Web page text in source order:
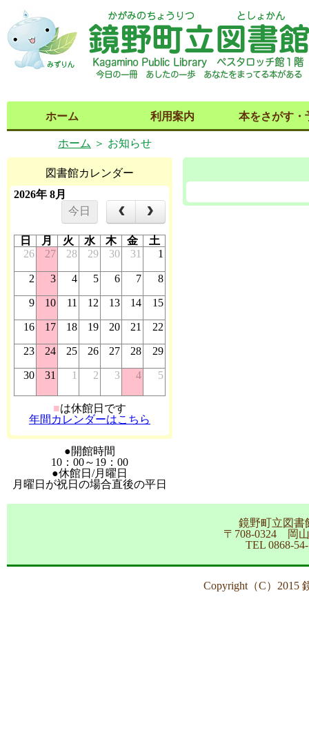
ホーム 利用案内 本をさがす・
ホーム ＞ お知らせ
図書館カレンダー
2026年 8月
今日
日 月 火 水 木 金
土
26
27 28 29 30 31 1
2 3 4 5 6 7 8
9 10 11 12 13 14 15
16 17 18 19 20 21 22
23 24 25 26 27 28 29
30 31 1 2 3 4 5
■は休館日です
年間カレンダーはこちら
●開館時間
10：00～19：00
●休館日/月曜日
月曜日が祝日の場合直後の平日
鏡野町立図書
〒708-0324 岡
TEL 0868-
Copyright（C）2015